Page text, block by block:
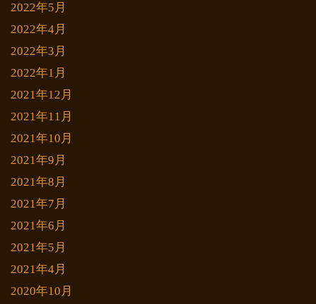
2022年5月
2022年4月
2022年3月
2022年1月
2021年12月
2021年11月
2021年10月
2021年9月
2021年8月
2021年7月
2021年6月
2021年5月
2021年4月
2020年10月